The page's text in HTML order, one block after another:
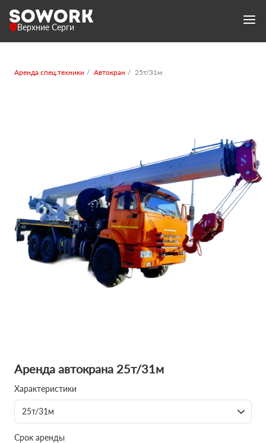
Верхние Серги
Аренда спец.техники Автокран 25т/31м
Аренда автокрана 25т/31м
Характеристики
25т/31м
Срок аренды